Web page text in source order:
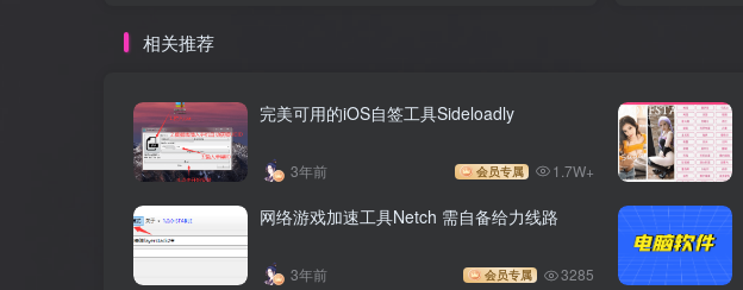
相关推荐
完美可用的iOS自签工具Sideloadly
3年前 会员专属 1.7W+
网络游戏加速工具Netch 需自备给力线路
3年前 会员专属 3285